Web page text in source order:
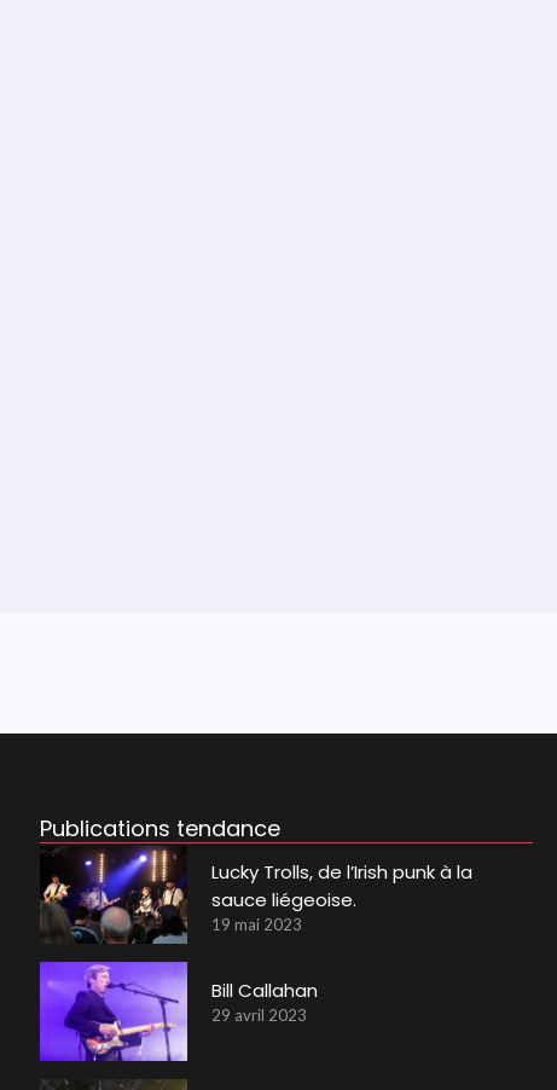
Publications tendance
Lucky Trolls, de l’Irish punk à la
sauce liégeoise.
19 mai 2023
Bill Callahan
29 avril 2023